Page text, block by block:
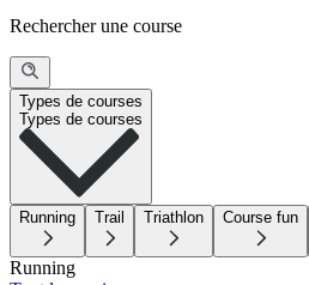
Rechercher une course
Types de courses
Types de courses
Running Trail Triathlon Course fun
Running